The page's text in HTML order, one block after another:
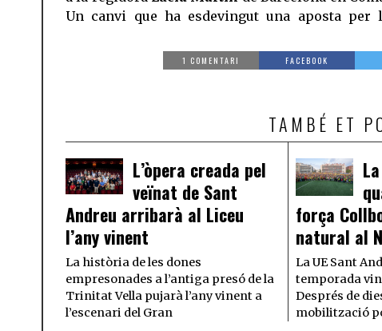
Un canvi que ha esdevingut una aposta per
1 COMENTARI FACEBOOK
TAMBÉ ET
L’òpera creada pel
veïnat de Sant
Andreu arribarà al Liceu
l’any vinent
La història de les dones
empresonades a l’antiga presó de la
Trinitat Vella pujarà l’any vinent a
l’escenari del Gran
força
natural al
La UE Sant
temporada
Després de
mobilització